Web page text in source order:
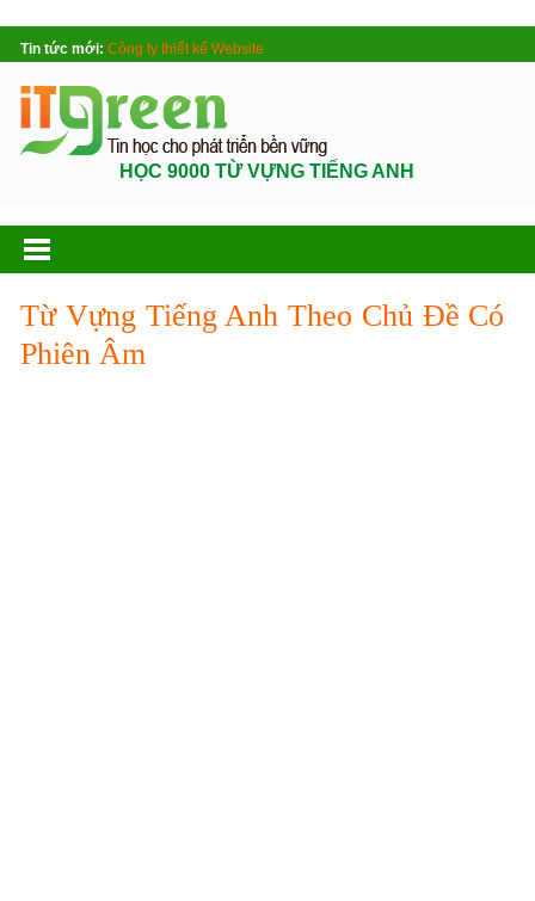
Tin tức mới: Công ty thiết kế Website
HỌC 9000 TỪ VỰNG TIẾNG ANH
Từ Vựng Tiếng Anh Theo Chủ Đề Có
Phiên Âm